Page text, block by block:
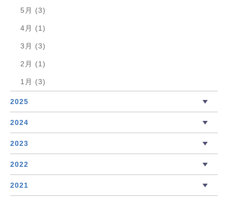
5月 (3)
4月 (1)
3月 (3)
2月 (1)
1月 (3)
2025
2024
2023
2022
2021